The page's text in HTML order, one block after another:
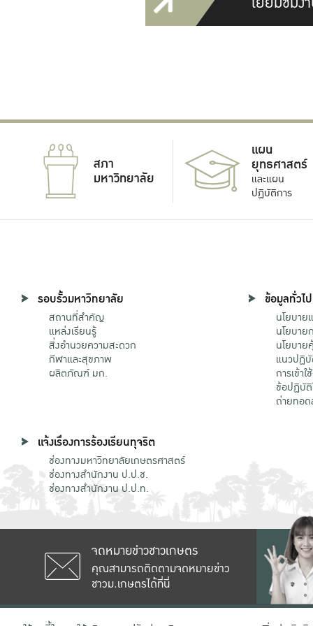
สภา
มหาวิทยาลัย
แผน
ยุทธศาสตร์
และแผน
ปฏิบัติการ
รอบรั้วมหาวิทยาลัย
สถานที่สำคัญ
แหล่งเรียนรู้
สิ่งอำนวยความสะดวก
กีฬาและสุขภาพ
ผลิตภัณฑ์ มก.
ข้อมูลทั่วไป
นโยบา
นโยบาย
นโยบา
แนวปฏิ
การเข้า
ข้อปฏิบั
ถ่ายทอ
แจ้งเรื่องการร้องเรียนทุจริต
ช่องทางมหาวิทยาลัยเกษตรศาสตร์
ช่องทางสำนักงาน ป.ป.ช.
ช่องทางสำนักงาน ป.ป.ท.
จดหมายข่าวชาวเกษตร
คุณสามารถติดตามจดหมายข่าว
ชาวม.เกษตรได้ที่นี่